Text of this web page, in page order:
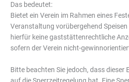
Das bedeutet:
Bietet ein Verein im Rahmen eines
Veranstaltung vorübergehend
hierfür keine gaststättenrechtliche
sofern der Verein nicht-
Bitte beachten Sie jedoch, dass dieser